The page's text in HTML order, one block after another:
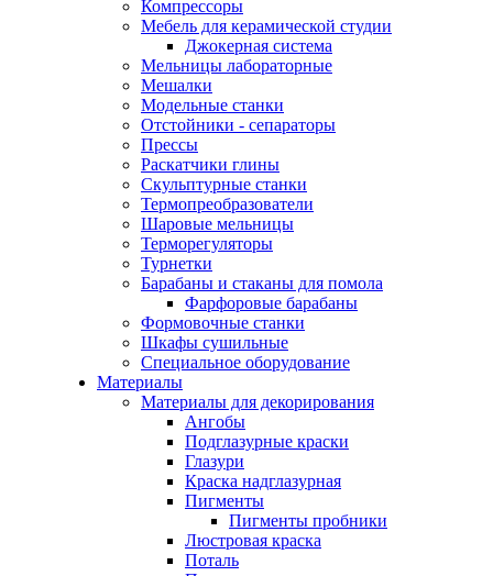
Компрессоры
Мебель для керамической студии
Джокерная система
Мельницы лабораторные
Мешалки
Модельные станки
Отстойники - сепараторы
Прессы
Раскатчики глины
Скульптурные станки
Термопреобразователи
Шаровые мельницы
Терморегуляторы
Турнетки
Барабаны и стаканы для помола
Фарфоровые барабаны
Формовочные станки
Шкафы сушильные
Специальное оборудование
Материалы
Материалы для декорирования
Ангобы
Подглазурные краски
Глазури
Краска надглазурная
Пигменты
Пигменты пробники
Люстровая краска
Поталь